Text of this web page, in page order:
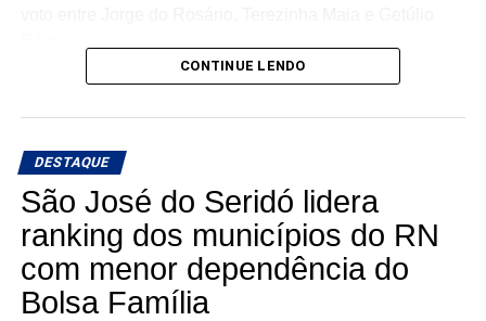
Os três possuem bases e estruturas eleitorais importantes
e chegam à reta da pré-campanha buscando garantir um
potencial para fazer sete cadeiras, a briga pela última
vaga promete ser uma das mais acirradas da eleição para
a ALRN em 2026
CONTINUE LENDO
DESTAQUE
São José do Seridó lidera
ranking dos municípios do RN
com menor dependência do
Bolsa Família